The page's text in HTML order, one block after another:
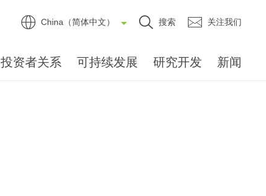
China（简体中文） 搜索 关注我们
投资者关系 可持续发展 研究开发 新闻